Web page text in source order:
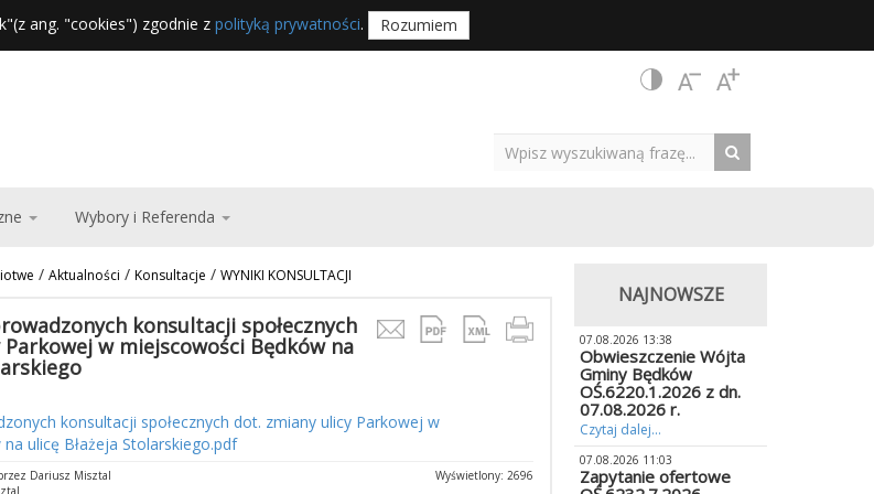
ang. "cookies") zgodnie z polityką prywatności. Rozumiem
Wybory i Referenda
/ Aktualności / Konsultacje / WYNIKI KONSULTACJI
konsultacji społecznych
w miejscowości Będków na
konsultacji społecznych dot. zmiany ulicy Parkowej w
ulicę Błażeja Stolarskiego.pdf
Wyświetlony: 2696
Dariusz Misztal
NAJNOWSZE
07.08.2026 13:38
Obwieszczenie Wójta
Gminy Będków
OŚ.6220.1.2026 z dn.
07.08.2026 r.
Czytaj dalej...
07.08.2026 11:03
Zapytanie ofertowe